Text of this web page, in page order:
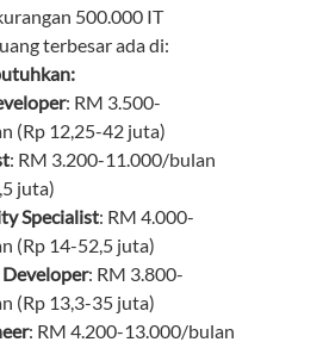
500.000 IT
terbesar ada di:
: RM 3.500-
(Rp 12,25-42 juta)
: RM 3.200-11.000/bulan
juta)
Specialist: RM 4.000-
(Rp 14-52,5 juta)
: RM 3.800-
(Rp 13,3-35 juta)
: RM 4.200-13.000/bulan